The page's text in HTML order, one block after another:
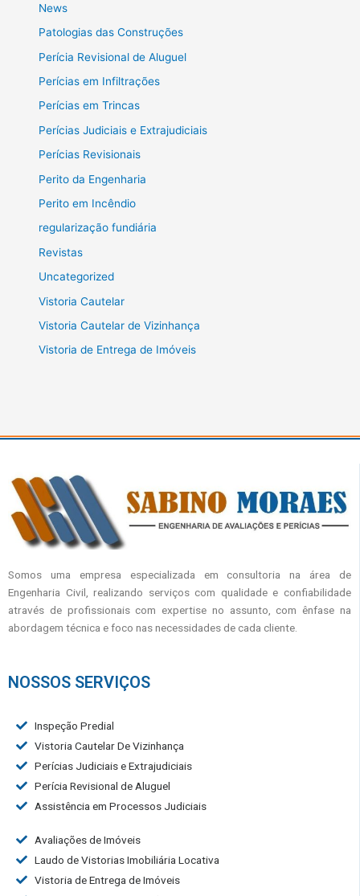
News
Patologias das Construções
Perícia Revisional de Aluguel
Perícias em Infiltrações
Perícias em Trincas
Perícias Judiciais e Extrajudiciais
Perícias Revisionais
Perito da Engenharia
Perito em Incêndio
regularização fundiária
Revistas
Uncategorized
Vistoria Cautelar
Vistoria Cautelar de Vizinhança
Vistoria de Entrega de Imóveis
Somos uma empresa especializada em consultoria na área de
Engenharia Civil, realizando serviços com qualidade e confiabilidade
através de profissionais com expertise no assunto, com ênfase na
abordagem técnica e foco nas necessidades de cada cliente.
NOSSOS SERVIÇOS
Inspeção Predial
Vistoria Cautelar De Vizinhança
Perícias Judiciais e Extrajudiciais
Perícia Revisional de Aluguel
Assistência em Processos Judiciais
Avaliações de Imóveis
Laudo de Vistorias Imobiliária Locativa
Vistoria de Entrega de Imóveis